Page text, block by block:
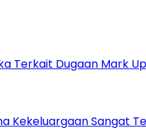
Terkait Dugaan Mark
Kekeluargaan Sangat